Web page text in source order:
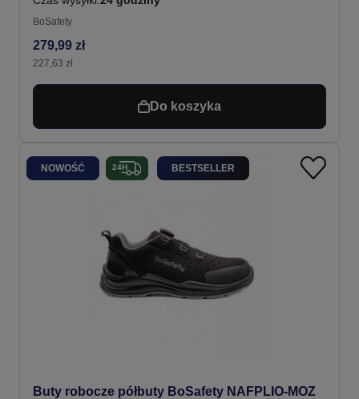
BoSafety
279,99 zł
227,63 zł
Do koszyka
Buty robocze półbuty BoSafety NAFPLIO-MOZ
NOWOŚĆ BESTSELLER